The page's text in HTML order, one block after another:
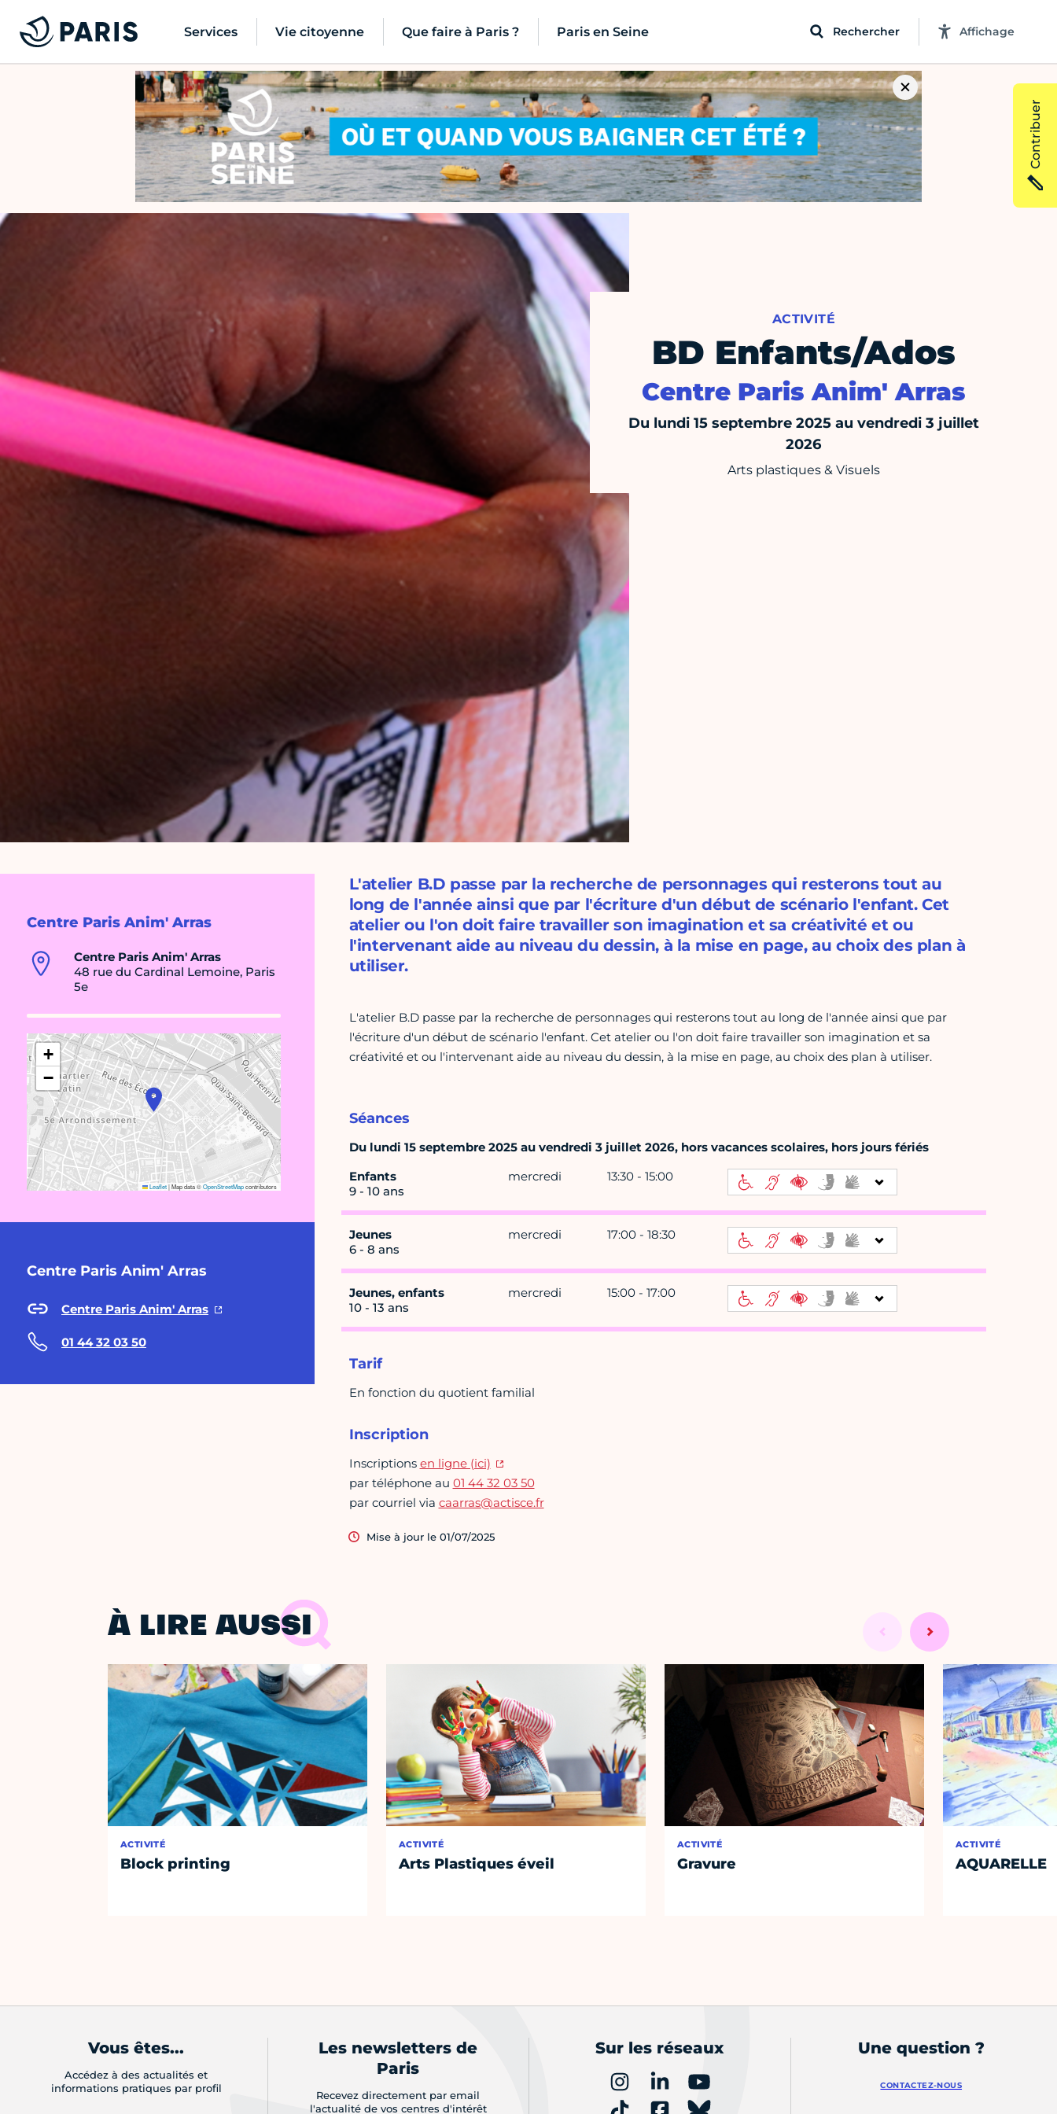
Services Vie citoyenne Que faire à Paris ? Paris en Seine Rechercher Affichage
ACTIVITÉ
BD Enfants/Ados
Centre Paris Anim' Arras
Du lundi 15 septembre 2025 au vendredi 3 juillet
2026
Arts plastiques & Visuels
Centre Paris Anim' Arras
Centre Paris Anim' Arras
48 rue du Cardinal Lemoine, Paris
5e
+
−
Leaflet|Map data ©OpenStreetMapcontributors
Centre Paris Anim' Arras
Centre Paris Anim' Arras
01 44 32 03 50
L'atelier B.D passe par la recherche de personnages qui resterons tout au
long de l'année ainsi que par l'écriture d'un début de scénario l'enfant. Cet
atelier ou l'on doit faire travailler son imagination et sa créativité et ou
l'intervenant aide au niveau du dessin, à la mise en page, au choix des plan à
utiliser.
L'atelier B.D passe par la recherche de personnages qui resterons tout au long de l'année ainsi que par
l'écriture d'un début de scénario l'enfant. Cet atelier ou l'on doit faire travailler son imagination et sa
créativité et ou l'intervenant aide au niveau du dessin, à la mise en page, au choix des plan à utiliser.
Séances
Du lundi 15 septembre 2025 au vendredi 3 juillet 2026, hors vacances scolaires, hors jours fériés
Enfants
9 - 10 ans
mercredi 13:30 - 15:00
Jeunes
6 - 8 ans
mercredi 17:00 - 18:30
Jeunes, enfants
10 - 13 ans
mercredi 15:00 - 17:00
Tarif
En fonction du quotient familial
Inscription
Inscriptions en ligne (ici)
par téléphone au 01 44 32 03 50
par courriel via caarras@actisce.fr
Mise à jour le 01/07/2025
À LIRE AUSSI
ACTIVITÉ
Block printing
ACTIVITÉ
Arts Plastiques éveil
ACTIVITÉ
Gravure
ACTIVITÉ
AQUARELLE
Contribuer
Vous êtes...
Accédez à des actualités et
informations pratiques par profil
Les newsletters de
Paris
Recevez directement par email
l'actualité de vos centres d'intérêt
Sur les réseaux Une question ?
CONTACTEZ-NOUS